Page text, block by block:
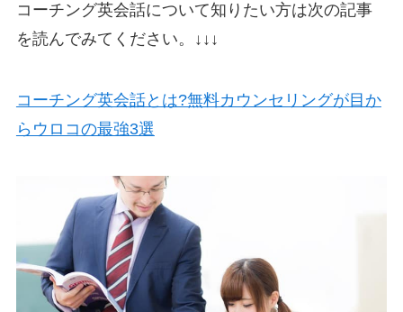
コーチング英会話について知りたい方は次の記事
を読んでみてください。↓↓↓
コーチング英会話とは?無料カウンセリングが目か
らウロコの最強3選